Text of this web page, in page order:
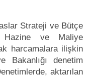
Strateji ve Bütçe
Hazine ve Maliye
harcamalara ilişkin
denetim
aktarılan